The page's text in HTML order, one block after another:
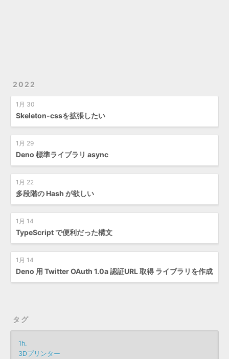
2022
1月 30
Skeleton-cssを拡張したい
1月 29
Deno 標準ライブラリ async
1月 22
多段階の Hash が欲しい
1月 14
TypeScript で便利だった構文
1月 14
Deno 用 Twitter OAuth 1.0a 認証URL 取得 ライブラリを作成
タグ
1h.
3Dプリンター